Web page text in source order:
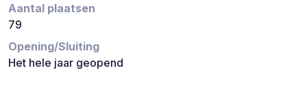
Aantal plaatsen
79
Opening/Sluiting
Het hele jaar geopend